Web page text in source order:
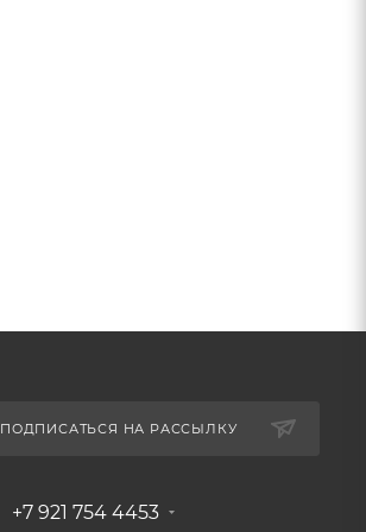
ПОДПИСАТЬСЯ НА РАССЫЛКУ
+7 921 754 4453